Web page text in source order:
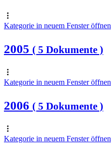
Kategorie in neuem Fenster öffnen
2005 ( 5 Dokumente )
Kategorie in neuem Fenster öffnen
2006 ( 5 Dokumente )
Kategorie in neuem Fenster öffnen